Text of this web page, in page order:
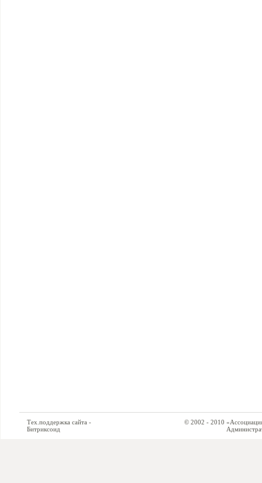
Тех.поддержка сайта -
Битриксоид
© 2002 - 2010 «Ассоциация